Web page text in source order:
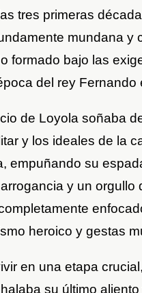
tres primeras
mundana y
formado bajo las
del rey Fernando
de Loyola soñaba
y los ideales de la
empuñando su
y un
heroico y gestas
en una etapa
su último